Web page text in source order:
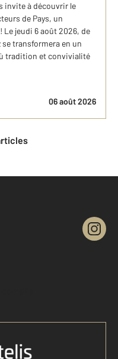
invite à découvrir le
de Pays, un
Le jeudi 6 août 2026, de
se transformera en un
tradition et convivialité
06 août 2026
compte